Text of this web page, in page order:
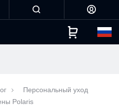
Персональный уход
Polaris